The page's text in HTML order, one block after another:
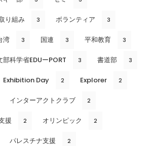
り組み 3 ボランティア 3
湾 3 国連 3 平和教育 3
部科学省EDUーPORT 3 書道部 3
Exhibition Day 2 Explorer 2
インターアクトクラブ 2
援 2 オリンピック 2
パレスチナ支援 2